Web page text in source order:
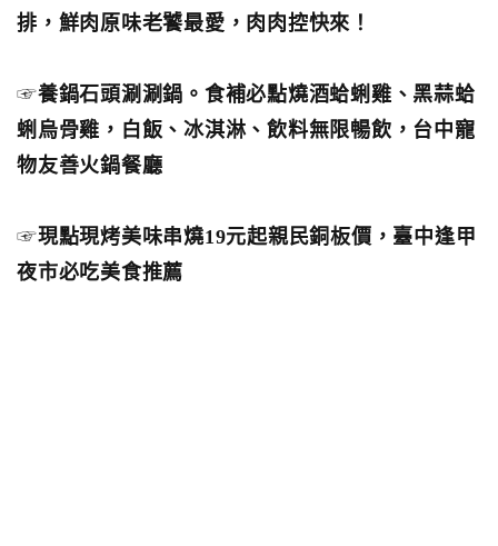
排，鮮肉原味老饕最愛，肉肉控快來！
☞養鍋石頭涮涮鍋。食補必點燒酒蛤蜊雞、黑蒜蛤
蜊烏骨雞，白飯、冰淇淋、飲料無限暢飲，台中寵
物友善火鍋餐廳
☞現點現烤美味串燒19元起親民銅板價，臺中逢甲
夜市必吃美食推薦